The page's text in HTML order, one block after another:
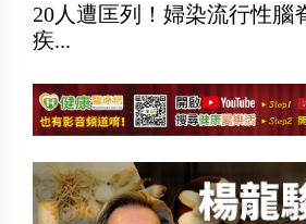
20人遭匡列！婦染流行性
疾...